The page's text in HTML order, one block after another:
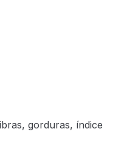
gorduras, índice